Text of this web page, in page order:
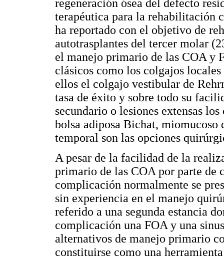
regeneración ósea del defecto
terapéutica para la rehabilitación
ha reportado con el objetivo de
autotrasplantes del tercer molar
el manejo primario de las COA y
clásicos como los colgajos
ellos el colgajo vestibular de
tasa de éxito y sobre todo su
secundario o lesiones extensas
bolsa adiposa Bichat,
temporal son las opciones
A pesar de la facilidad de la
primario de las COA por parte de
complicación normalmente se
sin experiencia en el manejo
referido a una segunda estancia
complicación una FOA y una
alternativos de manejo primario
constituirse como una